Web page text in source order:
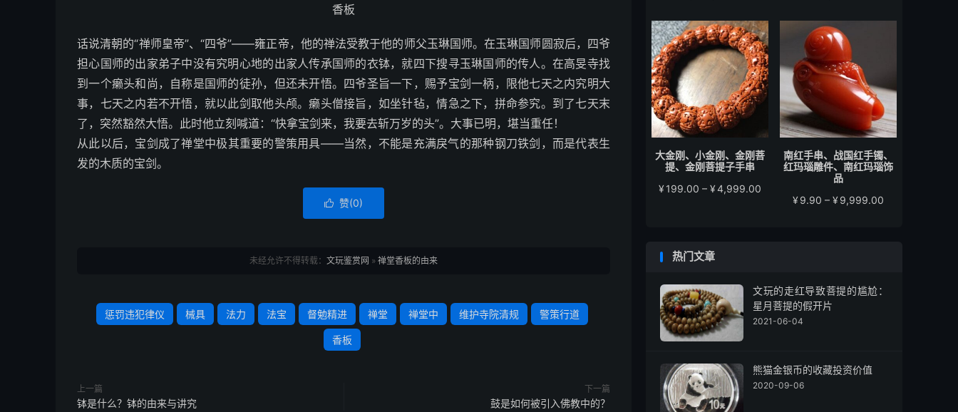
香板
话说清朝的“禅师皇帝”、“四爷”——雍正帝，他的禅法受教于他的师父玉琳国师。在玉琳国师圆寂后，四爷
担心国师的出家弟子中没有究明心地的出家人传承国师的衣钵，就四下搜寻玉琳国师的传人。在高旻寺找
到一个癞头和尚，自称是国师的徒孙，但还未开悟。四爷圣旨一下，赐予宝剑一柄，限他七天之内究明大
事，七天之内若不开悟，就以此剑取他头颅。癞头僧接旨，如坐针毡，情急之下，拼命参究。到了七天末
了，突然豁然大悟。此时他立刻喊道：“快拿宝剑来，我要去斩万岁的头”。大事已明，堪当重任！
从此以后，宝剑成了禅堂中极其重要的警策用具——当然，不能是充满戾气的那种钢刀铁剑，而是代表生
发的木质的宝剑。
 赞(0)
未经允许不得转载： 文玩鉴赏网 » 禅堂香板的由来
惩罚违犯律仪 械具 法力 法宝 督勉精进 禅堂 禅堂中 维护寺院清规 警策行道
香板
上一篇
钵是什么？钵的由来与讲究
下一篇
鼓是如何被引入佛教中的？
范
围：
¥100.00
至
¥800,000,000.00
范
¥180,000.00
大金刚、小金刚、金刚菩
提、金刚菩提子手串
¥199.00 – ¥4,999.00
南红手串、战国红手镯、
红玛瑙雕件、南红玛瑙饰
品
¥9.90 – ¥9,999.00
热门文章
文玩的走红导致菩提的尴尬：
星月菩提的假开片
2021-06-04
熊猫金银币的收藏投资价值
2020-09-06